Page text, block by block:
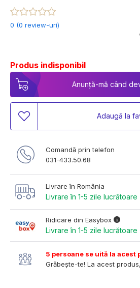
0 (0 review-uri)
Produs indisponibil
Anunță-mă când
Adaugă la
Comandă prin telefon
031-433.50.68
Livrare în România
Livrare în 1-5 zile lucrătoare
Ridicare din Easybox
Livrare în 1-5 zile lucrătoare
5 persoane se uită la acest
Grăbește-te! La acest